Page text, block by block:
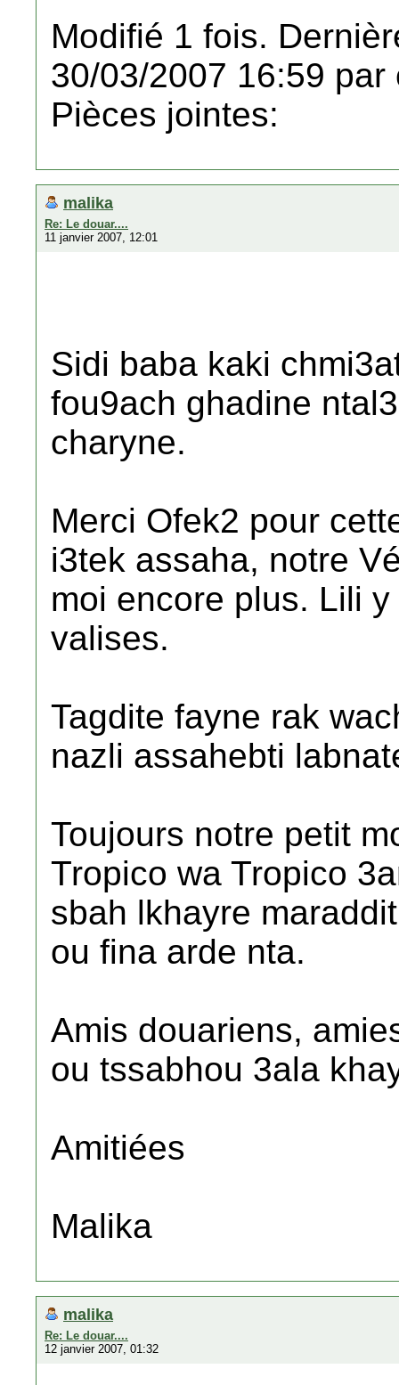
Modifié 1 fois.
30/03/2007 16:59 par
Pièces jointes:
malika
Re: Le douar....
11 janvier 2007, 12:01
Sidi baba kaki
fou9ach ghadine
charyne.
Merci Ofek2 pour
i3tek assaha, notre
moi encore plus. Lili
valises.
Tagdite fayne rak
nazli assahebti
Toujours notre petit
Tropico wa Tropico
sbah lkhayre
ou fina arde nta.
Amis douariens,
ou tssabhou 3ala
Amitiées
Malika
malika
Re: Le douar....
12 janvier 2007, 01:32